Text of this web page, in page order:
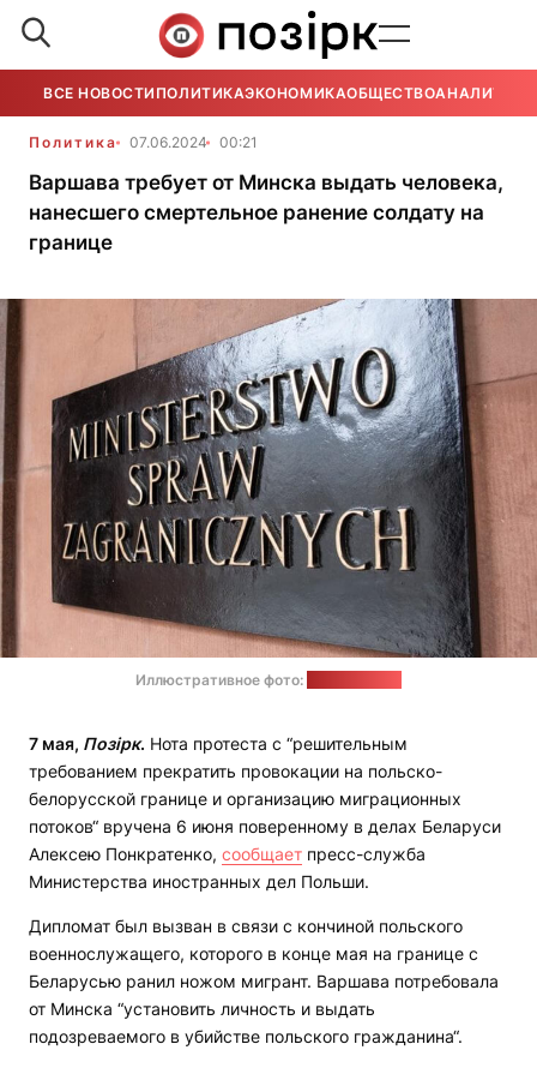
ВСЕ НОВОСТИ ПОЛИТИКАЭКОНОМИКАОБЩЕСТВОАНАЛИТИКА
Политика 07.06.2024 00:21
Варшава требует от Минска выдать человека,
нанесшего смертельное ранение солдату на
границе
Иллюстративное фото:
7 мая, Позірк. Нота протеста с “решительным
требованием прекратить провокации на польско-
белорусской границе и организацию миграционных
потоков“ вручена 6 июня поверенному в делах Беларуси
Алексею Понкратенко, сообщает пресс-служба
Министерства иностранных дел Польши.
Дипломат был вызван в связи с кончиной польского
военнослужащего, которого в конце мая на границе с
Беларусью ранил ножом мигрант. Варшава потребовала
от Минска “установить личность и выдать
подозреваемого в убийстве польского гражданина“.